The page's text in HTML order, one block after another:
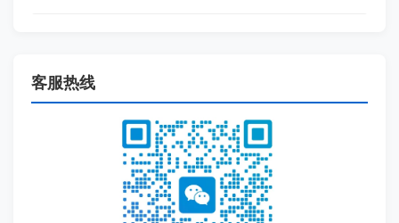
客服热线